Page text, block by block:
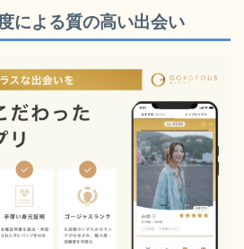
による質の高い出会い